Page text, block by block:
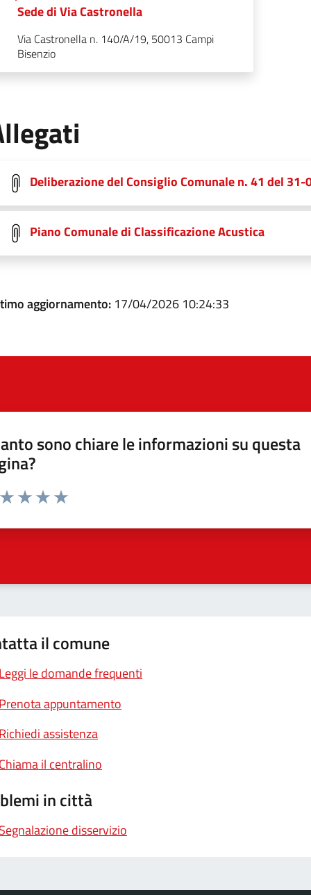
Sede di Via Castronella
Via Castronella n. 140/A/19, 50013 Campi
Bisenzio
Deliberazione del Consiglio Comunale n. 41 del
Piano Comunale di Classificazione Acustica
aggiornamento: 17/04/2026 10:24:33
sono chiare le informazioni su questa
da 1 a 5 stelle la pagina
il comune
le domande frequenti
appuntamento
assistenza
il centralino
in città
disservizio